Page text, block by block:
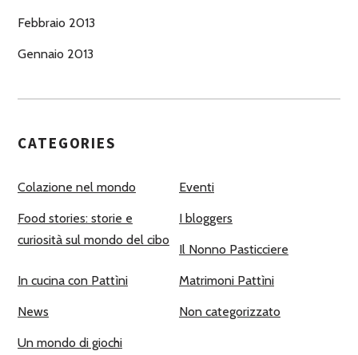
Febbraio 2013
Gennaio 2013
CATEGORIES
Colazione nel mondo Eventi
Food stories: storie e
curiosità sul mondo del cibo
I bloggers
Il Nonno Pasticciere
In cucina con Pattìni Matrimoni Pattìni
News Non categorizzato
Un mondo di giochi